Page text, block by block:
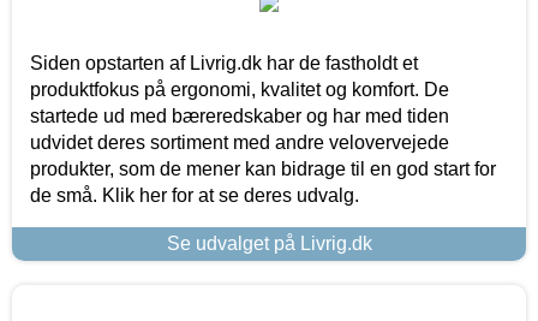
Siden opstarten af Livrig.dk har de fastholdt et
produktfokus på ergonomi, kvalitet og komfort. De
startede ud med bæreredskaber og har med tiden
udvidet deres sortiment med andre velovervejede
produkter, som de mener kan bidrage til en god start for
de små. Klik her for at se deres udvalg.
Se udvalget på Livrig.dk